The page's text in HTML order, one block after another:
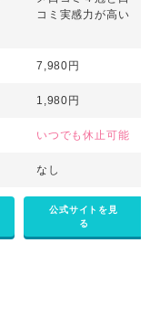
コミ実感力が高い
7,980円
1,980円
いつでも休止可能
なし
公式サイトを見
る